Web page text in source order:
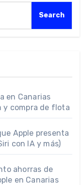
Search
en Canarias
y compra de flota
Apple presenta
con IA y más)
ahorras de
en Canarias